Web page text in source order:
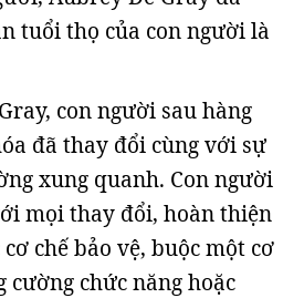
tuổi thọ của con người là
con người sau hàng
đã thay đổi cùng với sự
xung quanh. Con người
mọi thay đổi, hoàn thiện
chế bảo vệ, buộc một cơ
cường chức năng hoặc